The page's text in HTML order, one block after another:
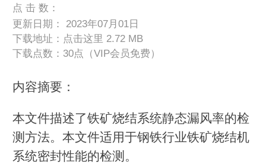
点 击 数：
更新日期： 2023年07月01日
下载地址： 点击这里 2.72 MB
下载点数：30点（VIP会员免费）
内容摘要：
本文件描述了铁矿烧结系统静态漏风率的检
测方法。本文件适用于钢铁行业铁矿烧结机
系统密封性能的检测。